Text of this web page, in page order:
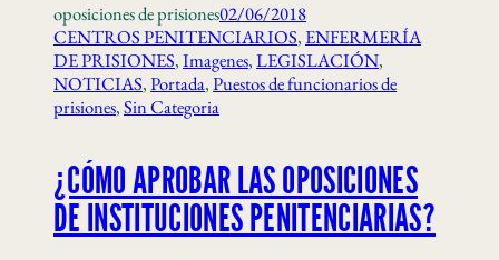
oposiciones de prisiones02/06/2018
CENTROS PENITENCIARIOS, ENFERMERÍA
DE PRISIONES, Imagenes, LEGISLACIÓN
NOTICIAS, Portada, Puestos de funcionarios de
prisiones, Sin Categoria
¿CÓMO APROBAR LAS OPOSICIONES
DE INSTITUCIONES PENITENCIARIAS?